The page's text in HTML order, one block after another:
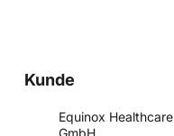
Kunde
Equinox Healthcare
GmbH